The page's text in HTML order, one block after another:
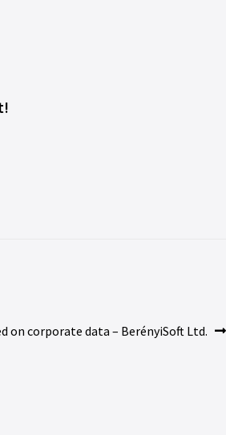
on corporate data – BerényiSoft Ltd.